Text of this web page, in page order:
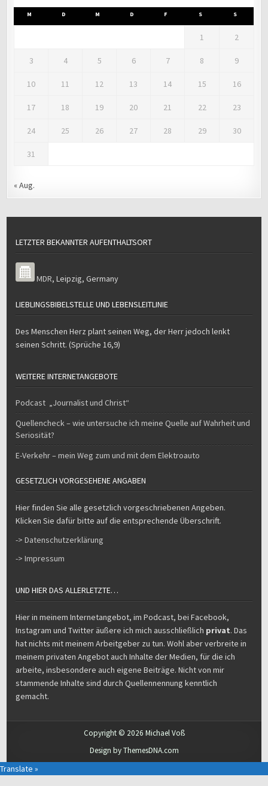
M D M D F S S
1 2
3 4 5 6 7 8 9
10 11 12 13 14 15 16
17 18 19 20 21 22 23
24 25 26 27 28 29 30
31
« Aug.
LETZTER BEKANNTER AUFENTHALTSORT
MDR,Leipzig,Germany
LIEBLINGSBIBELSTELLE UND LEBENSLEITLINIE
Des Menschen Herz plant seinen Weg, der Herr jedoch lenkt
seinen Schritt. (Sprüche 16,9)
WEITERE INTERNETANGEBOTE
Podcast „Journalist und Christ“
Quellencheck – wie untersuche ich meine Quelle auf Wahrheit und
Seriosität?
E-Verkehr – mein Weg zum und mit dem Elektroauto
GESETZLICH VORGESEHENE ANGABEN
Hier finden Sie alle gesetzlich vorgeschriebenen Angeben.
Klicken Sie dafür bitte auf die entsprechende Überschrift.
-> Datenschutzerklärung
-> Impressum
UND HIER DAS ALLERLETZTE…
Hier in meinem Internetangebot, im Podcast, bei Facebook,
Instagram und Twitter äußere ich mich ausschließlich privat. Das
hat nichts mit meinem Arbeitgeber zu tun. Wohl aber verbreite in
meinem privaten Angebot auch Inhalte der Medien, für die ich
arbeite, insbesondere auch eigene Beiträge. Nicht von mir
stammende Inhalte sind durch Quellennennung kenntlich
gemacht.
Copyright © 2026 Michael Voß
Design by ThemesDNA.com
Translate »